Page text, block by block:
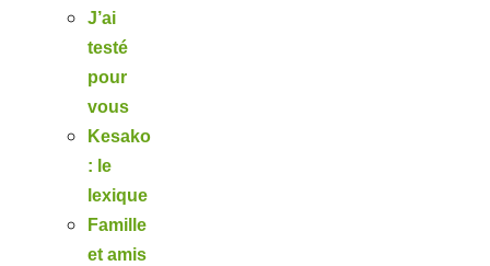
J’ai
testé
pour
vous
Kesako
: le
lexique
Famille
et amis